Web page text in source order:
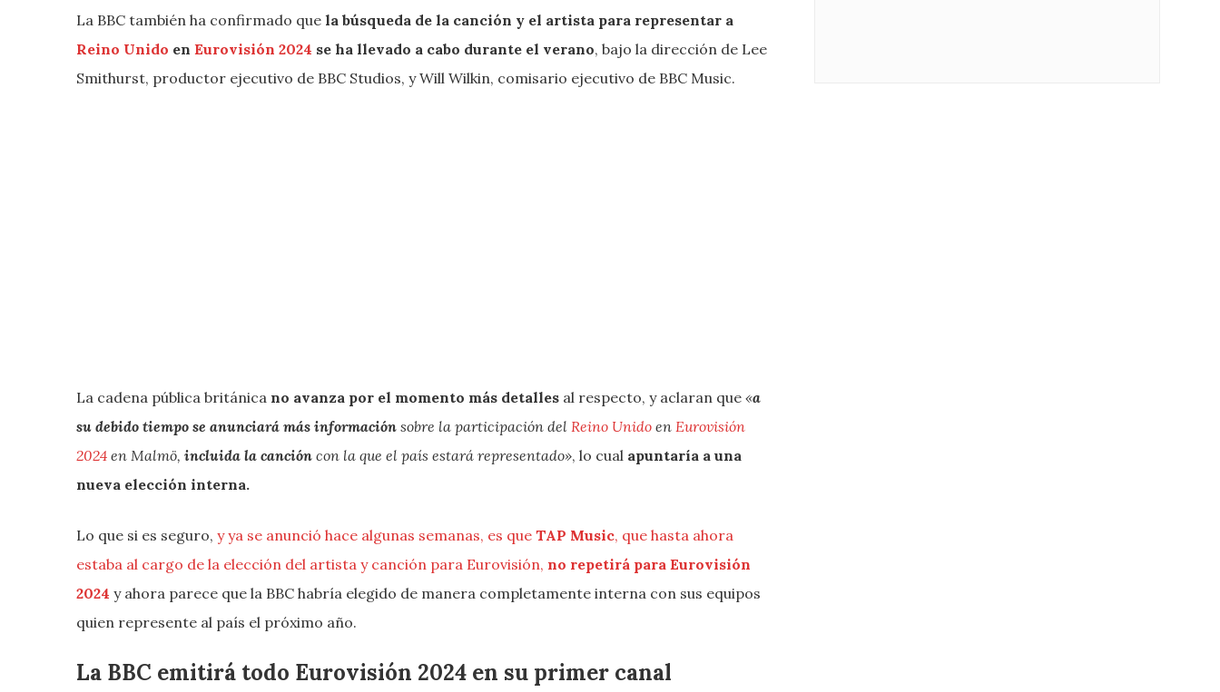
La BBC también ha confirmado que la búsqueda de la canción y el artista para representar a
Reino Unido en Eurovisión 2024 se ha llevado a cabo durante el verano, bajo la dirección de Lee
Smithurst, productor ejecutivo de BBC Studios, y Will Wilkin, comisario ejecutivo de BBC Music.
La cadena pública británica no avanza por el momento más detalles al respecto, y aclaran que «a
su debido tiempo se anunciará más información sobre la participación del Reino Unido en Eurovisión
2024 en Malmö, incluida la canción con la que el país estará representado», lo cual apuntaría a una
nueva elección interna.
Lo que si es seguro, y ya se anunció hace algunas semanas, es que TAP Music, que hasta ahora
estaba al cargo de la elección del artista y canción para Eurovisión, no repetirá para Eurovisión
2024 y ahora parece que la BBC habría elegido de manera completamente interna con sus equipos
quien represente al país el próximo año.
La BBC emitirá todo Eurovisión 2024 en su primer canal